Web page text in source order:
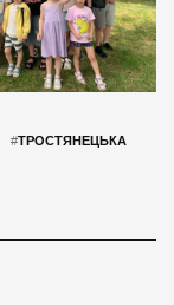
#ТРОСТЯНЕЦЬКА